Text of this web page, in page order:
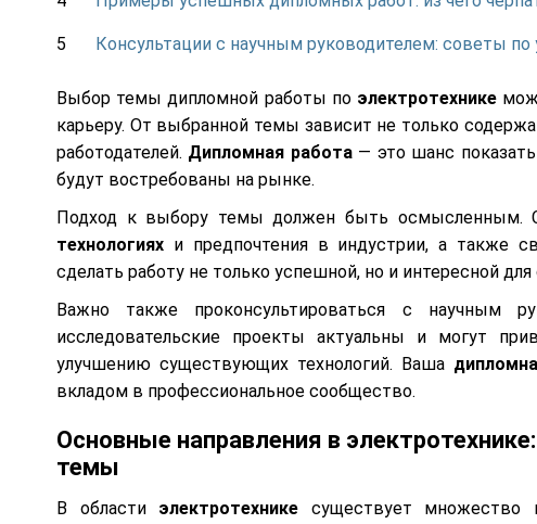
Консультации с научным руководителем: советы
Выбор темы дипломной работы по электротехнике
карьеру. От выбранной темы зависит не только
работодателей. Дипломная работа— это шанс показать
будут востребованы на рынке.
Подход к выбору темы должен быть осмысленным.
технологиях и предпочтения в индустрии, а также
сделать работу не только успешной, но и интересной для
Важно также проконсультироваться с научным
исследовательские проекты актуальны и могут
улучшению существующих технологий. Ваша
вкладом в профессиональное сообщество.
Основные направления в
темы
В области электротехнике существует множество